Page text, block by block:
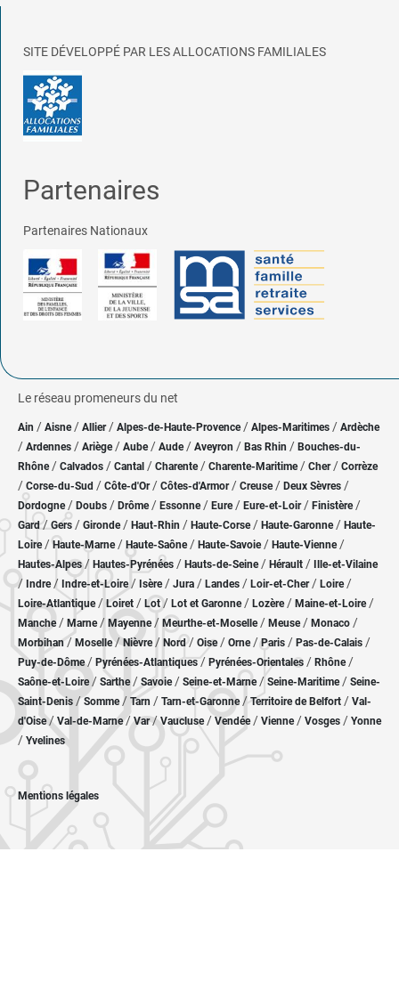
SITE DÉVELOPPÉ PAR LES ALLOCATIONS FAMILIALES
Partenaires
Partenaires Nationaux
Le réseau promeneurs du net
Ain / Aisne/ Allier/ Alpes-de-Haute-Provence / Alpes-Maritimes / Ardèche
/ Ardennes / Ariège/ Aube/ Aude / Aveyron / Bas Rhin / Bouches-du-
Rhône/ Calvados / Cantal / Charente / Charente-Maritime/ Cher / Corrèze
/ Corse-du-Sud / Côte-d'Or / Côtes-d'Armor/ Creuse/ Deux Sèvres /
Dordogne/ Doubs / Drôme/ Essonne / Eure/ Eure-et-Loir / Finistère/
Gard/Gers / Gironde/ Haut-Rhin / Haute-Corse/ Haute-Garonne/ Haute-
Loire/Haute-Marne/ Haute-Saône/ Haute-Savoie/ Haute-Vienne/
Hautes-Alpes/ Hautes-Pyrénées / Hauts-de-Seine/ Hérault / Ille-et-Vilaine
/ Indre/ Indre-et-Loire/ Isère/ Jura / Landes / Loir-et-Cher/ Loire/
Loire-Atlantique/ Loiret / Lot/ Lot et Garonne/ Lozère / Maine-et-Loire/
Manche/ Marne/ Mayenne/ Meurthe-et-Moselle/ Meuse/ Monaco /
Morbihan/ Moselle/ Nièvre / Nord/ Oise / Orne/Paris / Pas-de-Calais /
Puy-de-Dôme/ Pyrénées-Atlantiques / Pyrénées-Orientales / Rhône/
Saône-et-Loire/ Sarthe/ Savoie/ Seine-et-Marne/ Seine-Maritime/ Seine-
Saint-Denis /Somme/ Tarn / Tarn-et-Garonne/Territoire de Belfort / Val-
d'Oise/ Val-de-Marne/Var/Vaucluse/ Vendée/ Vienne/ Vosges / Yonne
/ Yvelines
Mentions légales